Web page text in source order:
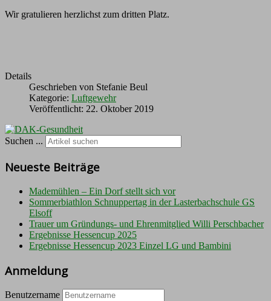
Wir gratulieren herzlichst zum dritten Platz.
Details
Geschrieben von Stefanie Beul
Kategorie: Luftgewehr
Veröffentlicht: 22. Oktober 2019
Suchen ...
Neueste Beiträge
Mademühlen – Ein Dorf stellt sich vor
Sommerbiathlon Schnuppertag in der Lasterbachschule GS
Elsoff
Trauer um Gründungs- und Ehrenmitglied Willi Perschbacher
Ergebnisse Hessencup 2025
Ergebnisse Hessencup 2023 Einzel LG und Bambini
Anmeldung
Benutzername